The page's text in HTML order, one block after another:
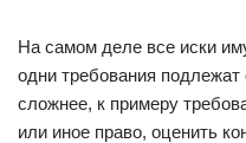
На самом деле все иски
одни требования
сложнее, к примеру
или иное право, оценить